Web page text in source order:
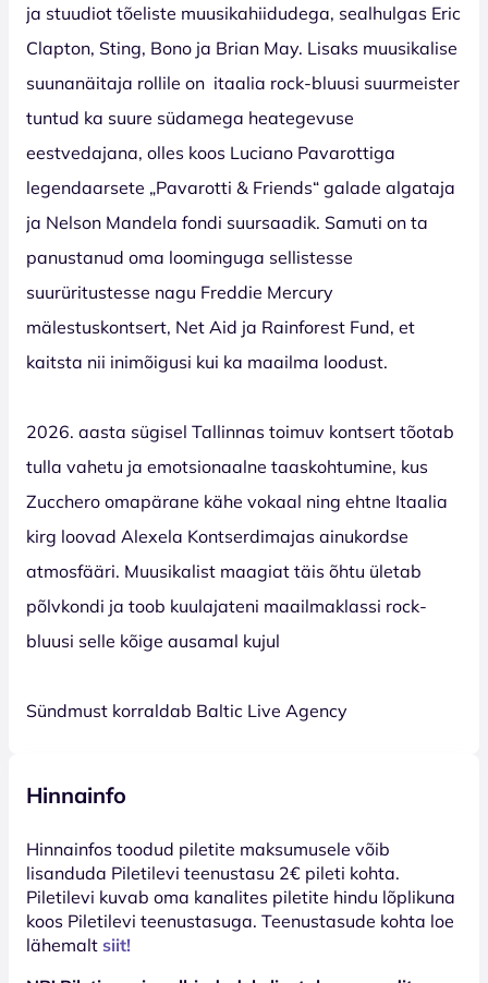
ja stuudiot tõeliste muusikahiidudega, sealhulgas Eric
Clapton, Sting, Bono ja Brian May. Lisaks muusikalise
suunanäitaja rollile on itaalia rock-bluusi suurmeister
tuntud ka suure südamega heategevuse
eestvedajana, olles koos Luciano Pavarottiga
legendaarsete „Pavarotti & Friends“ galade algataja
ja Nelson Mandela fondi suursaadik. Samuti on ta
panustanud oma loominguga sellistesse
suurüritustesse nagu Freddie Mercury
mälestuskontsert, Net Aid ja Rainforest Fund, et
kaitsta nii inimõigusi kui ka maailma loodust.
2026. aasta sügisel Tallinnas toimuv kontsert tõotab
tulla vahetu ja emotsionaalne taaskohtumine, kus
Zucchero omapärane kähe vokaal ning ehtne Itaalia
kirg loovad Alexela Kontserdimajas ainukordse
atmosfääri. Muusikalist maagiat täis õhtu ületab
põlvkondi ja toob kuulajateni maailmaklassi rock-
bluusi selle kõige ausamal kujul
Sündmust korraldab Baltic Live Agency
Hinnainfo
Hinnainfos toodud piletite maksumusele võib
lisanduda Piletilevi teenustasu 2€ pileti kohta.
Piletilevi kuvab oma kanalites piletite hindu lõplikuna
koos Piletilevi teenustasuga. Teenustasude kohta loe
lähemalt siit!